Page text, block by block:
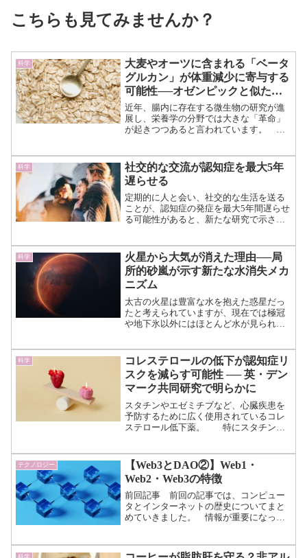
こちらも見てみませんか？
科学
大麦やオーツに含まれる「ベータ
グルカン」が体重減少に寄与する
可能性──オゼンピックと似た作
用
近年、腸内に存在する微生物の研究が進
展し、栄養学の分野では大きな「革命」
が起きつつあると言われています。
したが、その多様性や具体的な効果につ
いては未解明な部分が少な...（続きを読
む）
科学
社交的な交流が認知症を最大5年
遅らせる
定期的に人と会い、社交的な生活を送る
ことが、認知症の発症を最大5年間遅らせ
る可能性があると、新たな研究で示され
者が積極的に社会活動に参加すること
で、認知機能の低下を防ぎ...（続きを読
む）
科学
火星から大気が消えた理由──局
所的砂嵐が示す新たな水消失メカ
ニズム
太古の火星は豊富な水を抱えた惑星だっ
たと考えられていますが、現在では極冠
や地下氷以外にはほとんど水が見られま
おける長年の大きな謎です。 多くの
研究がこれを解明しようと...（続きを読
む）
科学
コレステロールの低下が認知症リ
スクを減らす可能性 ── 英・デン
マーク共同研究で明らかに
スタチンやエゼミチブなど、心臓疾患を
予防するために広く使用されているコレ
ステロール低下薬。 特にスタチン製
ールを下げる効果を目的として、日本で
も広く使用されています...（続きを読
む）
テクノロジー
【Web3とDAO②】Web1・
Web2・Web3の特徴
前回記事 前回の記事では、コンピュー
タとインターネットの歴史についてまと
めていきました。 情報が重要になった
ことが分かります。 戦後、
科学